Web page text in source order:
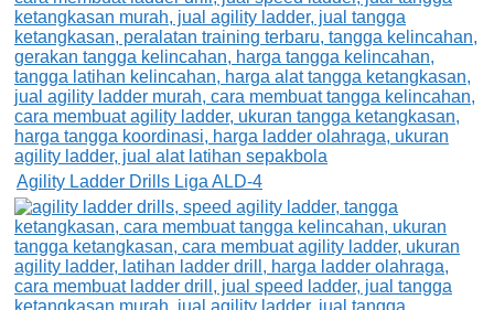
Agility Ladder Drills Liga ALD-4